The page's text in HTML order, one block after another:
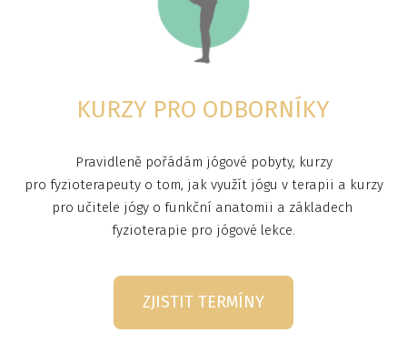
KURZY PRO ODBORNÍKY
Pravidleně pořádám jógové pobyty, kurzy
pro fyzioterapeuty o tom, jak využít jógu v terapii a kurzy
pro učitele jógy o funkční anatomii a základech
fyzioterapie pro jógové lekce.
ZJISTIT TERMÍNY